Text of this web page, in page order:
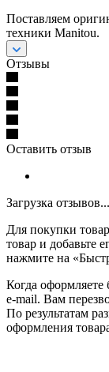
Поставляем
техники Manitou.
Отзывы
Оставить отзыв
Загрузка отзывов...
Для покупки
товар и добавьте
нажмите на
Когда
e-mail. Вам
По результатам
оформления